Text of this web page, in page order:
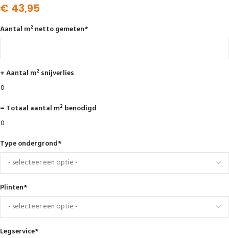
€ 43,95
Aantal m² netto gemeten*
+ Aantal m² snijverlies
= Totaal aantal m² benodigd
Type ondergrond*
Plinten*
Legservice*